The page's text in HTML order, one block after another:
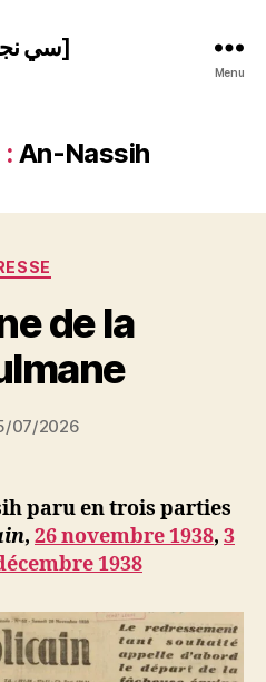
[سي نجيب]
Menu
An-Nassih
Catégories
de la
Auteur
de
P
a
S
N
ji
07/2026
paru en trois parties
, 26 novembre 1938, 3
1938